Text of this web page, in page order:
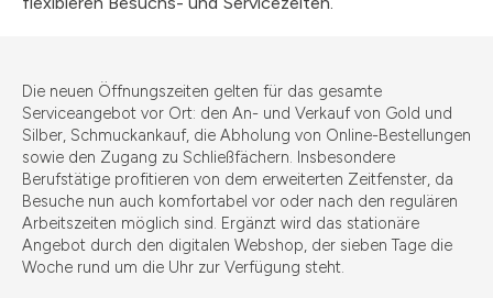
Die neuen Öffnungszeiten gelten für das gesamte
Serviceangebot vor Ort: den An- und Verkauf von Gold und
Silber, Schmuckankauf, die Abholung von Online-Bestellungen
sowie den Zugang zu Schließfächern. Insbesondere
Berufstätige profitieren von dem erweiterten Zeitfenster, da
Besuche nun auch komfortabel vor oder nach den regulären
Arbeitszeiten möglich sind. Ergänzt wird das stationäre
Angebot durch den digitalen Webshop, der sieben Tage die
Woche rund um die Uhr zur Verfügung steht.